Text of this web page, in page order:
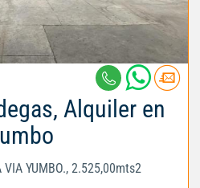
Alquiler en
VIA YUMBO., 2.525,00mts2